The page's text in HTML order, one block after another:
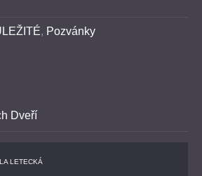
, Pozvánky
Dveří
LETECKÁ